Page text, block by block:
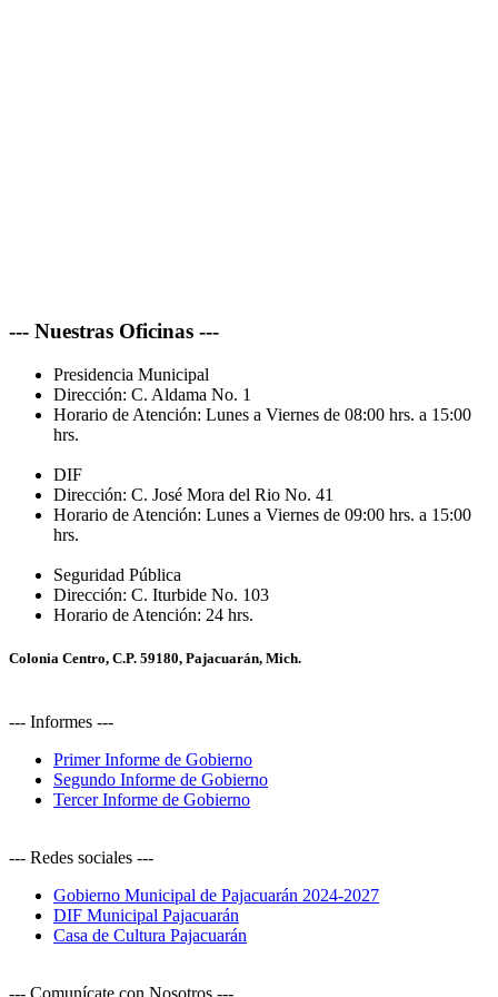
--- Nuestras Oficinas ---
Presidencia Municipal
Dirección: C. Aldama No. 1
Horario de Atención: Lunes a Viernes de 08:00 hrs. a 15:00
hrs.
DIF
Dirección: C. José Mora del Rio No. 41
Horario de Atención: Lunes a Viernes de 09:00 hrs. a 15:00
hrs.
Seguridad Pública
Dirección: C. Iturbide No. 103
Horario de Atención: 24 hrs.
Colonia Centro, C.P. 59180, Pajacuarán, Mich.
--- Informes ---
Primer Informe de Gobierno
Segundo Informe de Gobierno
Tercer Informe de Gobierno
--- Redes sociales ---
Gobierno Municipal de Pajacuarán 2024-2027
DIF Municipal Pajacuarán
Casa de Cultura Pajacuarán